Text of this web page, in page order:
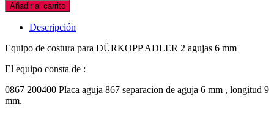
Añadir al carrito
Descripción
Equipo de costura para DÜRKOPP ADLER 2 agujas 6 mm
El equipo consta de :
0867 200400 Placa aguja 867 separacion de aguja 6 mm , longitud 9
mm.